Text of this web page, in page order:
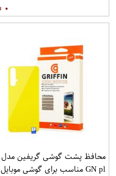
۰
GN pl مناسب برای گوشی موبایل